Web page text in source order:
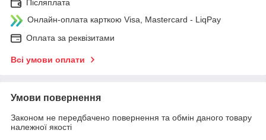
Післяплата
Онлайн-оплата карткою Visa, Mastercard - LiqPay
Оплата за реквізитами
Всі умови оплати
Умови повернення
Законом не передбачено повернення та обмін даного товару
належної якості